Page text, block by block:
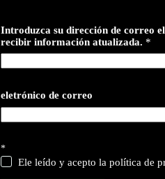
Introduzca su dirección de correo
recibir información atualizada. *
eletrónico de correo
*
Ele leído y acepto la política de